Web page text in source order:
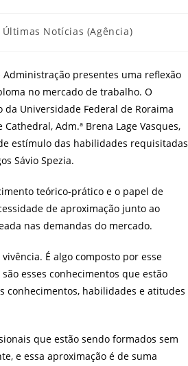
Últimas Notícias (Agência)
presentes uma reflexão
no mercado de trabalho. O
Universidade Federal de Roraima
Adm.ª Brena Lage Vasques,
estímulo das habilidades requisitadas
Sávio Spezia.
teórico-prático e o papel de
de aproximação junto ao
nas demandas do mercado.
É algo composto por esse
esses conhecimentos que estão
conhecimentos, habilidades e atitudes
que estão sendo formados sem
e essa aproximação é de suma